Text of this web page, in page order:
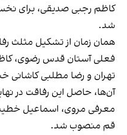
کاظم رجبی صدیقی، برای
شد.
همان زمان از تشکیل مثلث
فعلی آستان قدس رضوی،
تهران و رضا مطلبی کاشانی
آن‌ها، حاصل این رفاقت در
معرفی مروی، اسماعیل
قم منصوب شد.